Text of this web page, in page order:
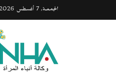
الجمعـة, 7 أغسطس 2026